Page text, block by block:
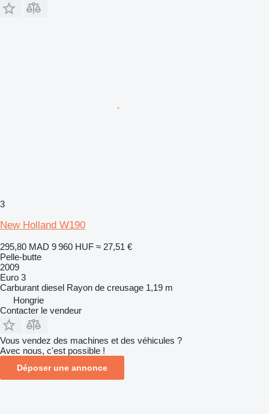
3
New Holland W190
295,80 MAD 9 960 HUF ≈ 27,51 €
Pelle-butte
2009
Euro 3
Carburant diesel Rayon de creusage 1,19 m
Hongrie
Contacter le vendeur
Vous vendez des machines et des véhicules ?
Avec nous, c'est possible !
Déposer une annonce